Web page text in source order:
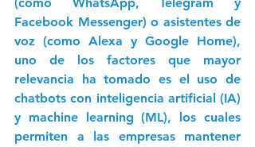
(como WhatsApp, Telegram y
Facebook Messenger) o asistentes de
voz (como Alexa y Google Home),
uno de los factores que mayor
relevancia ha tomado es el uso de
chatbots con inteligencia artificial (IA)
y machine learning (ML), los cuales
permiten a las empresas mantener